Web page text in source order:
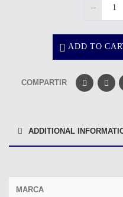
ADD TO
COMPARTIR
ADDITIONAL
MARCA